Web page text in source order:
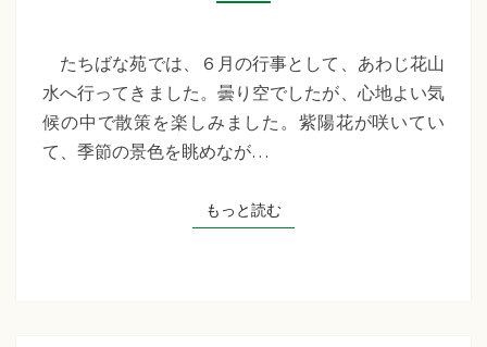
『あ
わ
じ
花
水』
たちばな苑では、６月の行事として、あわじ花山
水へ行ってきました。曇り空でしたが、心地よい気
候の中で散策を楽しみました。紫陽花が咲いてい
て、季節の景色を眺めなが…
もっと読むもっと読む